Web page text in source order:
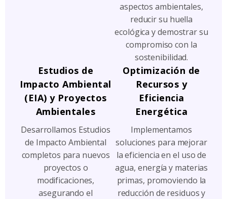
aspectos ambientales,
reducir su huella
ecológica y demostrar su
compromiso con la
sostenibilidad.
Estudios de
Impacto Ambiental
(EIA) y Proyectos
Ambientales
Desarrollamos Estudios
de Impacto Ambiental
completos para nuevos
proyectos o
modificaciones,
asegurando el
Optimización de
Recursos y
Eficiencia
Energética
Implementamos
soluciones para mejorar
la eficiencia en el uso de
agua, energía y materias
primas, promoviendo la
reducción de residuos y